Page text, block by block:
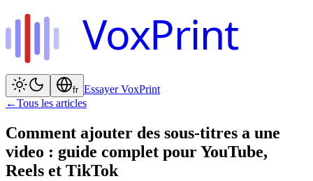
VoxPrint
fr Essayer VoxPrint
←Tous les articles
Comment ajouter des sous-titres a une
video : guide complet pour YouTube,
Reels et TikTok